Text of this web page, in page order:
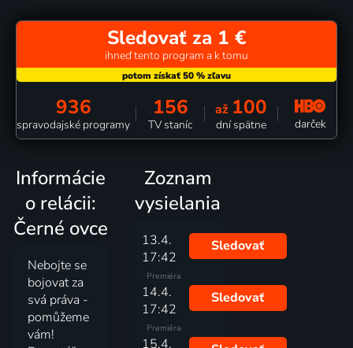
Sledovať za 1 €
ihneď tento program a k tomu
936
spravodajské programy
156
TV staníc
až 100
dní spätne darček
Informácie
o relácii:
Černé ovce
Nebojte se
bojovat za
svá práva -
pomůžeme
vám!
Zoznam
vysielania
13.4.
17:42
Premiéra
Sledovať
14.4.
17:42
Premiéra
Sledovať
15.4.